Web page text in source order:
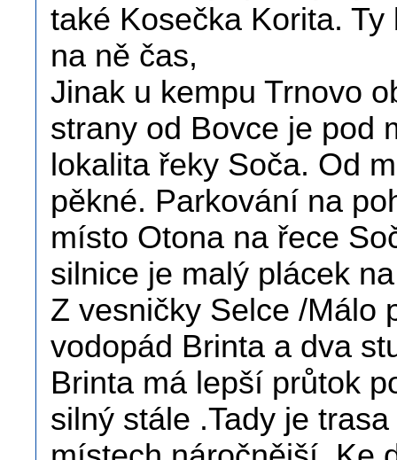
také Kosečka Korita.
na ně čas,
Jinak u kempu Trnovo
strany od Bovce je pod
lokalita řeky Soča. Od
pěkné. Parkování na
místo Otona na řece
silnice je malý plácek
Z vesničky Selce /Málo
vodopád Brinta a dva
Brinta má lepší průtok
silný stále .Tady je